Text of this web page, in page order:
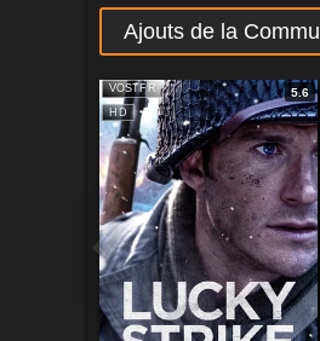
Ajouts de la Commu
Films
HD
VOSTFR 5.6